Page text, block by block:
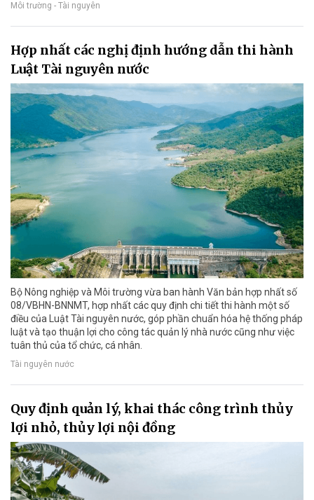
Môi trường - Tài nguyên
Hợp nhất các nghị định hướng dẫn thi hành
Luật Tài nguyên nước
Bộ Nông nghiệp và Môi trường vừa ban hành Văn bản hợp nhất số
08/VBHN-BNNMT, hợp nhất các quy định chi tiết thi hành một số
điều của Luật Tài nguyên nước, góp phần chuẩn hóa hệ thống pháp
luật và tạo thuận lợi cho công tác quản lý nhà nước cũng như việc
tuân thủ của tổ chức, cá nhân.
Tài nguyên nước
Quy định quản lý, khai thác công trình thủy
lợi nhỏ, thủy lợi nội đồng